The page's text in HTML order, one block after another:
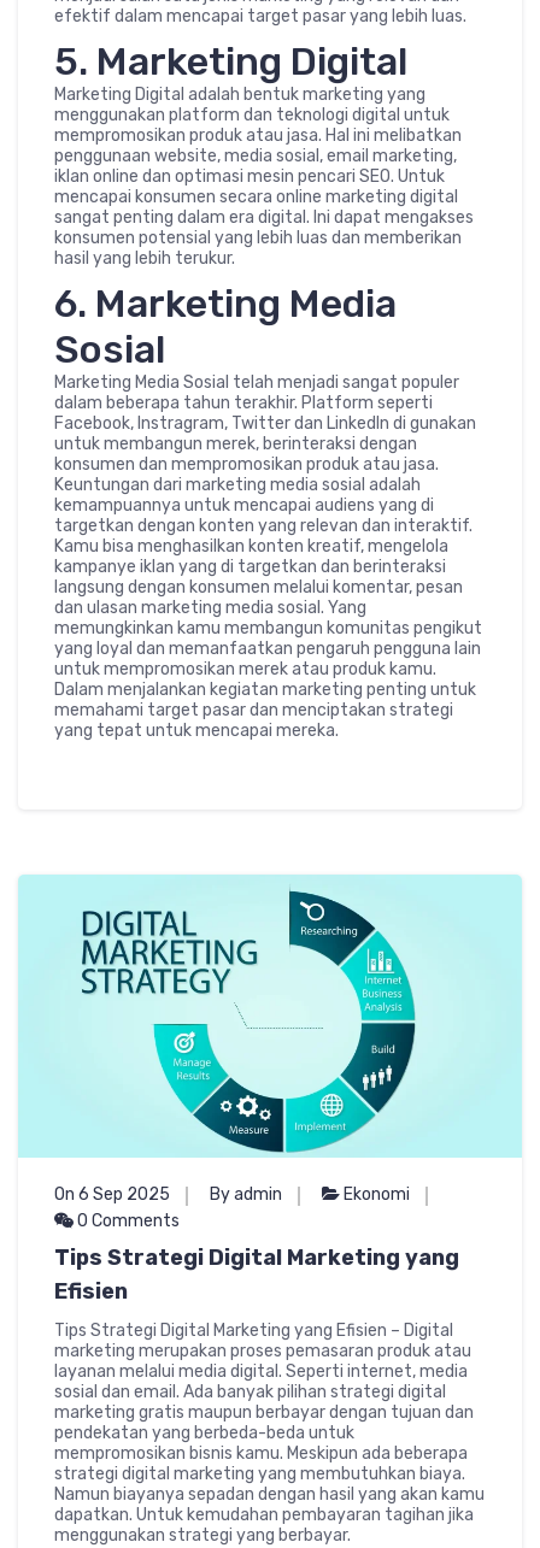
efektif dalam mencapai target pasar yang lebih luas.
5. Marketing Digital
Marketing Digital adalah bentuk marketing yang
menggunakan platform dan teknologi digital untuk
mempromosikan produk atau jasa. Hal ini melibatkan
penggunaan website, media sosial, email marketing,
iklan online dan optimasi mesin pencari SEO. Untuk
mencapai konsumen secara online marketing digital
sangat penting dalam era digital. Ini dapat mengakses
konsumen potensial yang lebih luas dan memberikan
hasil yang lebih terukur.
6. Marketing Media
Sosial
Marketing Media Sosial telah menjadi sangat populer
dalam beberapa tahun terakhir. Platform seperti
Facebook, Instragram, Twitter dan Linkedln di gunakan
untuk membangun merek, berinteraksi dengan
konsumen dan mempromosikan produk atau jasa.
Keuntungan dari marketing media sosial adalah
kemampuannya untuk mencapai audiens yang di
targetkan dengan konten yang relevan dan interaktif.
Kamu bisa menghasilkan konten kreatif, mengelola
kampanye iklan yang di targetkan dan berinteraksi
langsung dengan konsumen melalui komentar, pesan
dan ulasan marketing media sosial. Yang
memungkinkan kamu membangun komunitas pengikut
yang loyal dan memanfaatkan pengaruh pengguna lain
untuk mempromosikan merek atau produk kamu.
Dalam menjalankan kegiatan marketing penting untuk
memahami target pasar dan menciptakan strategi
yang tepat untuk mencapai mereka.
On 6 Sep 2025 By admin
Ekonomi
0 Comments
Tips Strategi Digital Marketing yang
Efisien
Tips Strategi Digital Marketing yang Efisien – Digital
marketing merupakan proses pemasaran produk atau
layanan melalui media digital. Seperti internet, media
sosial dan email. Ada banyak pilihan strategi digital
marketing gratis maupun berbayar dengan tujuan dan
pendekatan yang berbeda-beda untuk
mempromosikan bisnis kamu. Meskipun ada beberapa
strategi digital marketing yang membutuhkan biaya.
Namun biayanya sepadan dengan hasil yang akan kamu
dapatkan. Untuk kemudahan pembayaran tagihan jika
menggunakan strategi yang berbayar.